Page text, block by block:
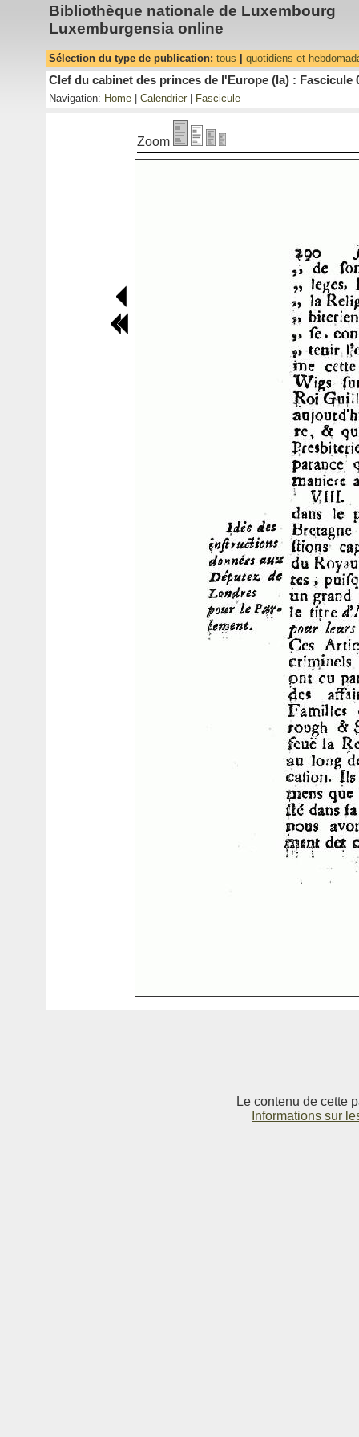
Bibliothèque nationale de Luxembourg
Luxemburgensia online
Sélection du type de publication: tous quotidiens et
Clef du cabinet des princes de l'Europe (la) : Fascicule
Navigation: Home Calendrier Fascicule
Zoom
Le contenu de cette
Informations sur